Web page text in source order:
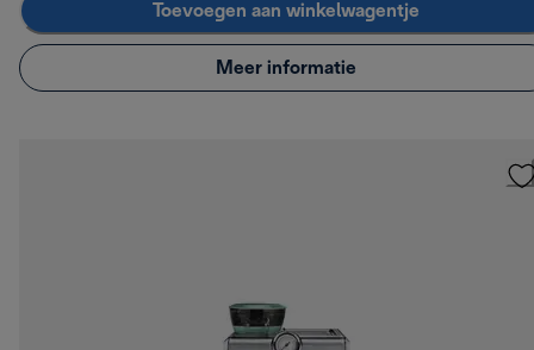
Toevoegen aan winkelwagentje
Meer informatie